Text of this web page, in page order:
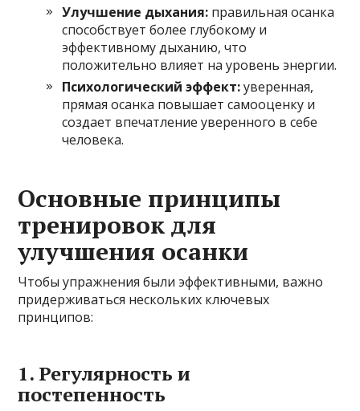
Улучшение дыхания: правильная осанка
способствует более глубокому и
эффективному дыханию, что
положительно влияет на уровень энергии.
Психологический эффект:уверенная,
прямая осанка повышает самооценку и
создает впечатление уверенного в себе
человека.
Основные принципы
тренировок для
улучшения осанки
Чтобы упражнения были эффективными, важно
придерживаться нескольких ключевых
принципов:
1. Регулярность и
постепенность